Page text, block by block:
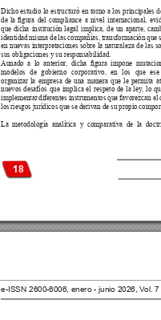
18
Dicho estudio lo estructuró en torno a los principales
de la gura del compliance a nivel internacional,
que dicha institución legal implica, de un aparte,
identidad misma de las compañías, transformación que
en nuevas interpretaciones sobre la naturaleza de las
sus obligaciones y su responsabilidad.
Aunado a lo anterior, dicha gura impone
modelos de gobierno corporativo, en los que ese
organizar la empresa de una manera que le permita
nuevos desafíos que implica el respeto de la ley, lo
implementar diferentes instrumentos que favorezcan el
los riesgos jurídicos que se derivan de su propio
La metodología analítica y comparativa de la
e-ISSN 2600-6006, enero - junio 2026, Vol. 7